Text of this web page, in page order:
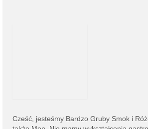
Cześć, jesteśmy Bardzo Gruby Smok i